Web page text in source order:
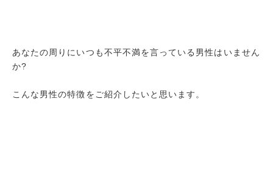
あなたの周りにいつも不平不満を言っている男性はいません
か?
こんな男性の特徴をご紹介したいと思います。